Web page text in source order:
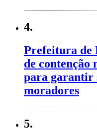
4.
Prefeitura de
de
para garantir
moradores
5.